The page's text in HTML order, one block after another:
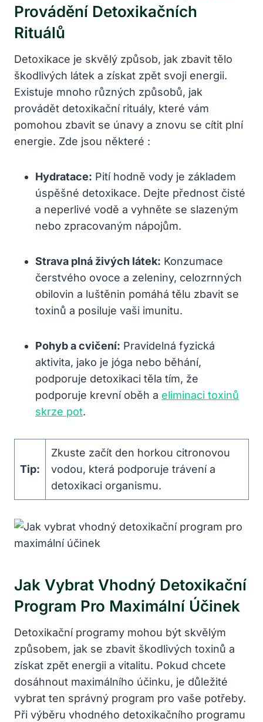
Provádění‍ Detoxikačních
Rituálů
Detoxikace‍ je skvělý způsob, jak zbavit tělo
škodlivých látek a získat zpět svoji energii.
Existuje mnoho různých způsobů, jak
provádět detoxikační rituály, které ⁣vám
pomohou zbavit​ se únavy a ‌znovu se cítit plní
energie. Zde jsou⁣ některé :
Hydratace: Pití hodně vody je základem
úspěšné⁣ detoxikace. Dejte přednost čisté
a neperlivé vodě a vyhněte se slazeným⁣
nebo ‌zpracovaným nápojům.
Strava plná živých látek: Konzumace
čerstvého ovoce a zeleniny, celozrnných
‌obilovin a luštěnin pomáhá tělu zbavit se
toxinů a posiluje vaši imunitu.
Pohyb a cvičení: Pravidelná fyzická
aktivita, jako je jóga nebo běhání,
podporuje detoxikaci těla‌ tím, že⁤
podporuje krevní oběh a eliminaci toxinů
skrze pot.
Tip:
Zkuste začít den ⁣horkou citronovou
vodou, která podporuje trávení a
detoxikaci organismu.
Jak Vybrat Vhodný Detoxikační
Program​ Pro Maximální Účinek
Detoxikační programy ⁤mohou být skvělým
způsobem, jak ‌se zbavit škodlivých ‍toxinů⁤ a​
získat zpět‍ energii a vitalitu. Pokud chcete
dosáhnout maximálního účinku, je důležité
vybrat ten správný program pro vaše⁤ potřeby.
Při výběru vhodného detoxikačního programu